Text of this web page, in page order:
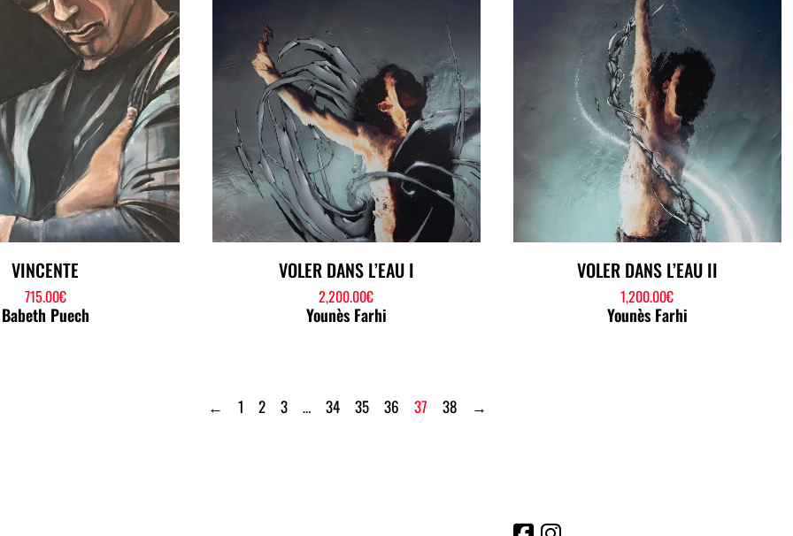
VINCENTE
715.00€
Babeth Puech
VOLER DANS L’EAU I
2,200.00€
Younès Farhi
VOLER DANS L’EAU II
1,200.00€
Younès Farhi
← 1 2 3 … 34 35 36 37 38 →